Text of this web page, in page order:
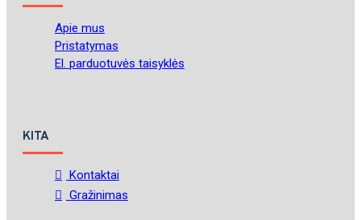
Apie mus
Pristatymas
El. parduotuvės taisyklės
KITA
Kontaktai
Gražinimas